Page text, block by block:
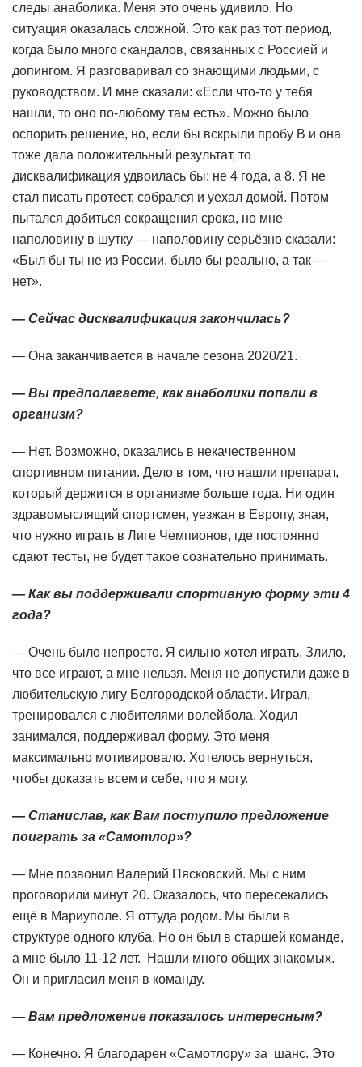
следы анаболика. Меня это очень удивило. Но
ситуация оказалась сложной. Это как раз тот период,
когда было много скандалов, связанных с Россией и
допингом. Я разговаривал со знающими людьми, с
руководством. И мне сказали: «Если что-то у тебя
нашли, то оно по-любому там есть». Можно было
оспорить решение, но, если бы вскрыли пробу В и она
тоже дала положительный результат, то
дисквалификация удвоилась бы: не 4 года, а 8. Я не
стал писать протест, собрался и уехал домой. Потом
пытался добиться сокращения срока, но мне
наполовину в шутку — наполовину серьёзно сказали:
«Был бы ты не из России, было бы реально, а так —
нет».
— Сейчас дисквалификация закончилась?
— Она заканчивается в начале сезона 2020/21.
— Вы предполагаете, как анаболики попали в
организм?
— Нет. Возможно, оказались в некачественном
спортивном питании. Дело в том, что нашли препарат,
который держится в организме больше года. Ни один
здравомыслящий спортсмен, уезжая в Европу, зная,
что нужно играть в Лиге Чемпионов, где постоянно
сдают тесты, не будет такое сознательно принимать.
— Как вы поддерживали спортивную форму эти 4
года?
— Очень было непросто. Я сильно хотел играть. Злило,
что все играют, а мне нельзя. Меня не допустили даже в
любительскую лигу Белгородской области. Играл,
тренировался с любителями волейбола. Ходил
занимался, поддерживал форму. Это меня
максимально мотивировало. Хотелось вернуться,
чтобы доказать всем и себе, что я могу.
— Станислав, как Вам поступило предложение
поиграть за «Самотлор»?
— Мне позвонил Валерий Пясковский. Мы с ним
проговорили минут 20. Оказалось, что пересекались
ещё в Мариуполе. Я оттуда родом. Мы были в
структуре одного клуба. Но он был в старшей команде,
а мне было 11-12 лет. Нашли много общих знакомых.
Он и пригласил меня в команду.
— Вам предложение показалось интересным?
— Конечно. Я благодарен «Самотлору» за шанс. Это